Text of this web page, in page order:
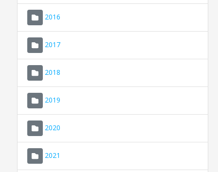
2016
2017
2018
2019
2020
2021